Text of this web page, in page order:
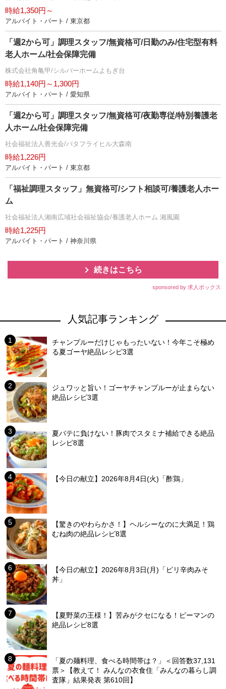
時給1,350円～
アルバイト・パート / 東京都
「週2から可」調理スタッフ/無資格可/日勤のみ/住宅型有料
老人ホーム/社会保障完備
株式会社角亀甲/シルバーホームよもぎ台
時給1,140円～1,300円
アルバイト・パート / 愛知県
「週2から可」調理スタッフ/無資格可/夜勤専従/特別養護老
人ホーム/社会保障完備
社会福祉法人善光会/バタフライヒル大森南
時給1,226円
アルバイト・パート / 東京都
「福祉調理スタッフ」無資格可/シフト相談可/養護老人ホー
ム
社会福祉法人湘南広域社会福祉協会/養護老人ホーム 湘風園
時給1,225円
アルバイト・パート / 神奈川県
続きはこちら
sponsored by 求人ボックス
人気記事ランキング
チャンプルーだけじゃもったいない！今年こそ極め
る夏ゴーヤ絶品レシピ3選
ジュワッと旨い！ゴーヤチャンプルーが止まらない
絶品レシピ3選
夏バテに負けない！豚肉でスタミナ補給できる絶品
レシピ8選
【今日の献立】2026年8月4日(火)「酢鶏」
【驚きのやわらかさ！】ヘルシーなのに大満足！鶏
むね肉の絶品レシピ8選
【今日の献立】2026年8月3日(月)「ピリ辛肉みそ
丼」
【夏野菜の王様！】苦みがクセになる！ピーマンの
絶品レシピ8選
「夏の麺料理、食べる時間帯は？」＜回答数37,131
票＞【教えて！ みんなの衣食住「みんなの暮らし調
査隊」結果発表 第610回】